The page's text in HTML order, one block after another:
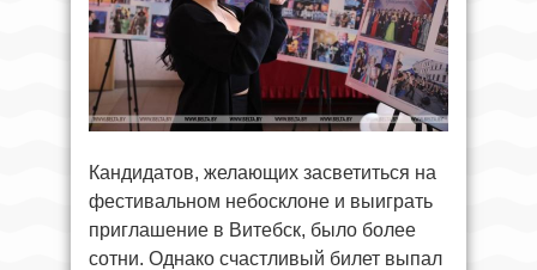
Кандидатов, желающих засветиться на
фестивальном небосклоне и выиграть
приглашение в Витебск, было более
сотни. Однако счастливый билет выпал